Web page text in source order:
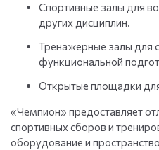
Спортивные залы для
других дисциплин.
Тренажерные залы для
функциональной
Открытые площадки
«Чемпион» предоставляет
спортивных сборов и
оборудование и